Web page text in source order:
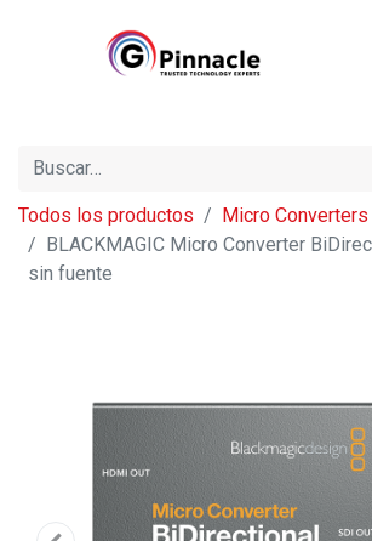
Todos los productos
Micro Converters
BLACKMAGIC Micro Converter
sin fuente